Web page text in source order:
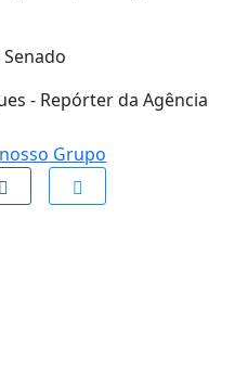
- Repórter da Agência